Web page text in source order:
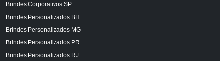
Brindes Corporativos SP
Brindes Personalizados BH
Brindes Personalizados MG
Brindes Personalizados PR
Brindes Personalizados RJ